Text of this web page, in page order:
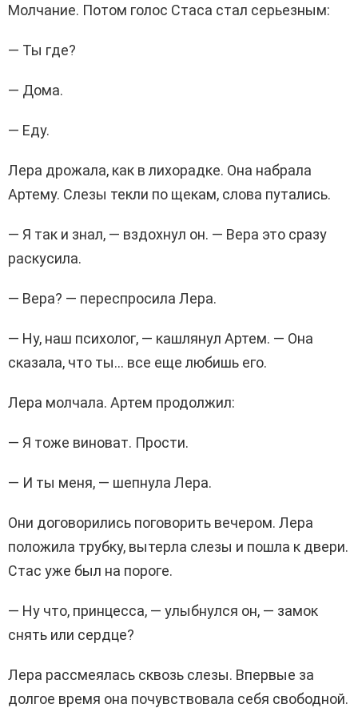
Молчание. Потом голос Стаса стал серьезным:
— Ты где?
— Дома.
— Еду.
Лера дрожала, как в лихорадке. Она набрала
Артему. Слезы текли по щекам, слова путались.
— Я так и знал, — вздохнул он. — Вера это сразу
раскусила.
— Вера? — переспросила Лера.
— Ну, наш психолог, — кашлянул Артем. — Она
сказала, что ты… все еще любишь его.
Лера молчала. Артем продолжил:
— Я тоже виноват. Прости.
— И ты меня, — шепнула Лера.
Они договорились поговорить вечером. Лера
положила трубку, вытерла слезы и пошла к двери.
Стас уже был на пороге.
— Ну что, принцесса, — улыбнулся он, — замок
снять или сердце?
Лера рассмеялась сквозь слезы. Впервые за
долгое время она почувствовала себя свободной.